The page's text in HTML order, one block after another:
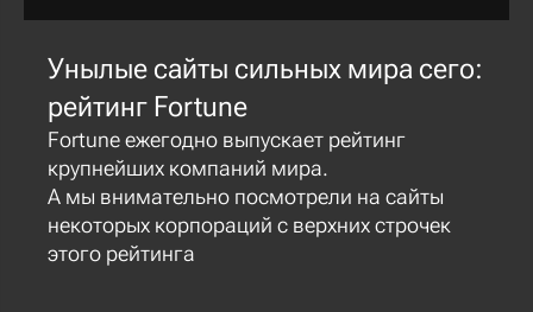
Унылые сайты сильных мира сего:
рейтинг Fortune
Fortune ежегодно выпускает рейтинг
крупнейших компаний мира.
А мы внимательно посмотрели на сайты
некоторых корпораций с верхних строчек
этого рейтинга